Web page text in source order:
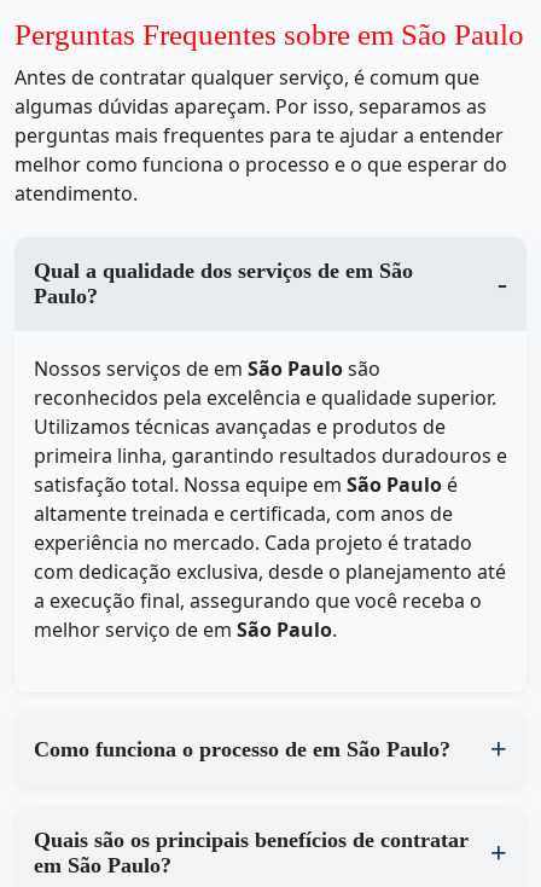
Perguntas Frequentes sobre em São Paulo
Antes de contratar qualquer serviço, é comum que
algumas dúvidas apareçam. Por isso, separamos as
perguntas mais frequentes para te ajudar a entender
melhor como funciona o processo e o que esperar do
atendimento.
Qual a qualidade dos serviços de em São
Paulo?
Nossos serviços de em São Paulosão
reconhecidos pela excelência e qualidade superior.
Utilizamos técnicas avançadas e produtos de
primeira linha, garantindo resultados duradouros e
satisfação total. Nossa equipe em São Paulo é
altamente treinada e certificada, com anos de
experiência no mercado. Cada projeto é tratado
com dedicação exclusiva, desde o planejamento até
a execução final, assegurando que você receba o
melhor serviço de em São Paulo.
Como funciona o processo de em São Paulo?
Quais são os principais benefícios de contratar
em São Paulo?